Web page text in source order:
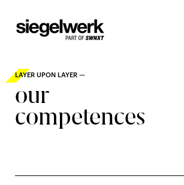
LAYER UPON LAYER —
our
competences